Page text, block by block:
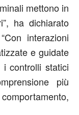
mettono in
ha dichiarato
“Con interazioni
e guidate
controlli statici
più